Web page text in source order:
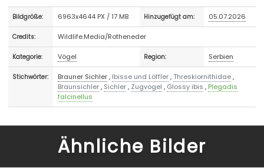
Bildgröße: 6963x4644 PX / 17 MB Hinzugefügt am: 05.07.2026
Credits: Wildlife.Media/Rotheneder
Kategorie: Vögel Region: Serbien
Stichwörter: Brauner Sichler, Ibisse und Löffler,Threskiornithidae,
Braunsichler, Sichler, Zugvogel , Glossy ibis , Plegadis
falcinellus
Ähnliche Bilder